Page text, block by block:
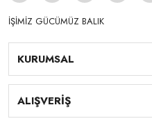
İŞİMİZ GÜCÜMÜZ BALIK
KURUMSAL
ALIŞVERİŞ